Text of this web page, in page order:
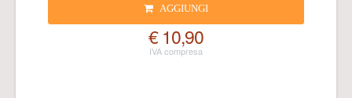
AGGIUNGI
€ 10,90